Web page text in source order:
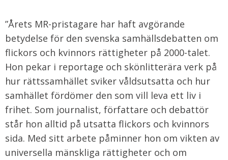
”Årets MR-pristagare har haft avgörande
betydelse för den svenska samhällsdebatten om
flickors och kvinnors rättigheter på 2000-talet.
Hon pekar i reportage och skönlitterära verk på
hur rättssamhället sviker våldsutsatta och hur
samhället fördömer den som vill leva ett liv i
frihet. Som journalist, författare och debattör
står hon alltid på utsatta flickors och kvinnors
sida. Med sitt arbete påminner hon om vikten av
universella mänskliga rättigheter och om